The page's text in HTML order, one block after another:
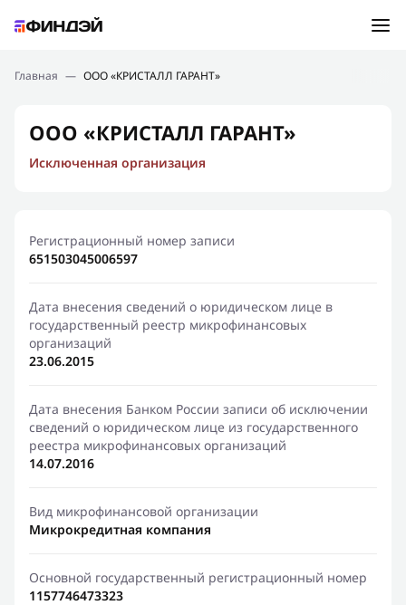
Подбор займа
Новости
Финансовое просвещение
Главная — ООО «КРИСТАЛЛ ГАРАНТ»
ООО «КРИСТАЛЛ ГАРАНТ»
Исключенная организация
Регистрационный номер записи
651503045006597
Дата внесения сведений о юридическом лице в
государственный реестр микрофинансовых
организаций
23.06.2015
Дата внесения Банком России записи об исключении
сведений о юридическом лице из государственного
реестра микрофинансовых организаций
14.07.2016
Вид микрофинансовой организации
Микрокредитная компания
Основной государственный регистрационный номер
1157746473323
Ошибка:Контактная форма не найдена.
Спасибо, что написали нам
Мы свяжемся с Вами в ближайшее время и сообщим
результат
Отправить новый запрос